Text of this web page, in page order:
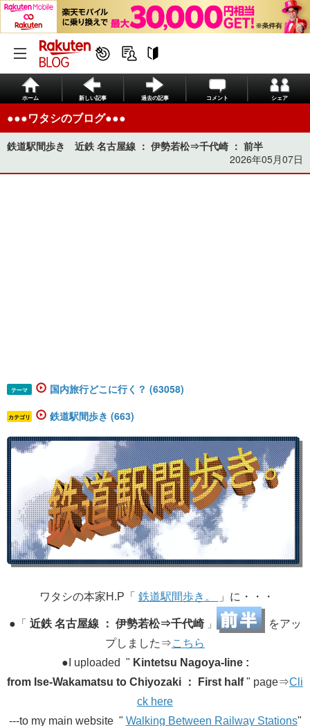
ホーム 新しい記事 過去の記事 コメント シェア
●●●ワタシのブログ●●●
鉄道駅間歩き 近鉄 名古屋線 ： 伊勢若松⇒千代崎 ： 前半
2026年05月07日
テーマ 国内旅行どこに行く？ (63058)
カテゴリ 鉄道駅間歩き (663)
ワタシの本家H.P「 ​​ 鉄道駅間歩き。​ 」に・・・
​●「 近鉄 名古屋線 ： 伊勢若松⇒千代崎 」
​をアッ
プしました⇒​​こちら
●I uploaded " Kintetsu Nagoya-line :
from Ise-Wakamatsu to Chiyozaki ： First half" page​⇒​Cli
ck here
---to my main website " Walking Between Railway Stations"